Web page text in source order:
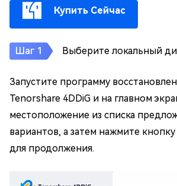
Купить Сейчас
Выберите локальный
Запустите программу
Tenorshare 4DDiG и на главном
местоположение из списка
вариантов, а затем нажмите
для продолжения.